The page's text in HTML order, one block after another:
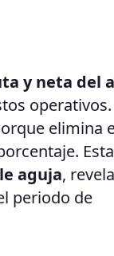
y neta del
operativos.
elimina
Esta
aguja,
periodo de